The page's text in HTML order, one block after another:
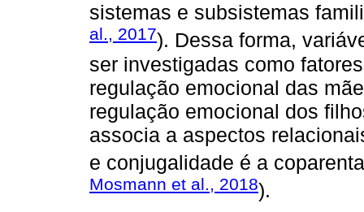
sistemas e subsistemas
al., 2017). Dessa forma,
ser investigadas como
regulação emocional das
regulação emocional dos
associa a aspectos
e conjugalidade é a
Mosmann et al., 2018).